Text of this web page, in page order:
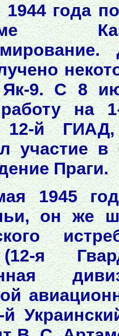
года
9. С 8
на
12-й
участие в
Праги.
1945
он же
я